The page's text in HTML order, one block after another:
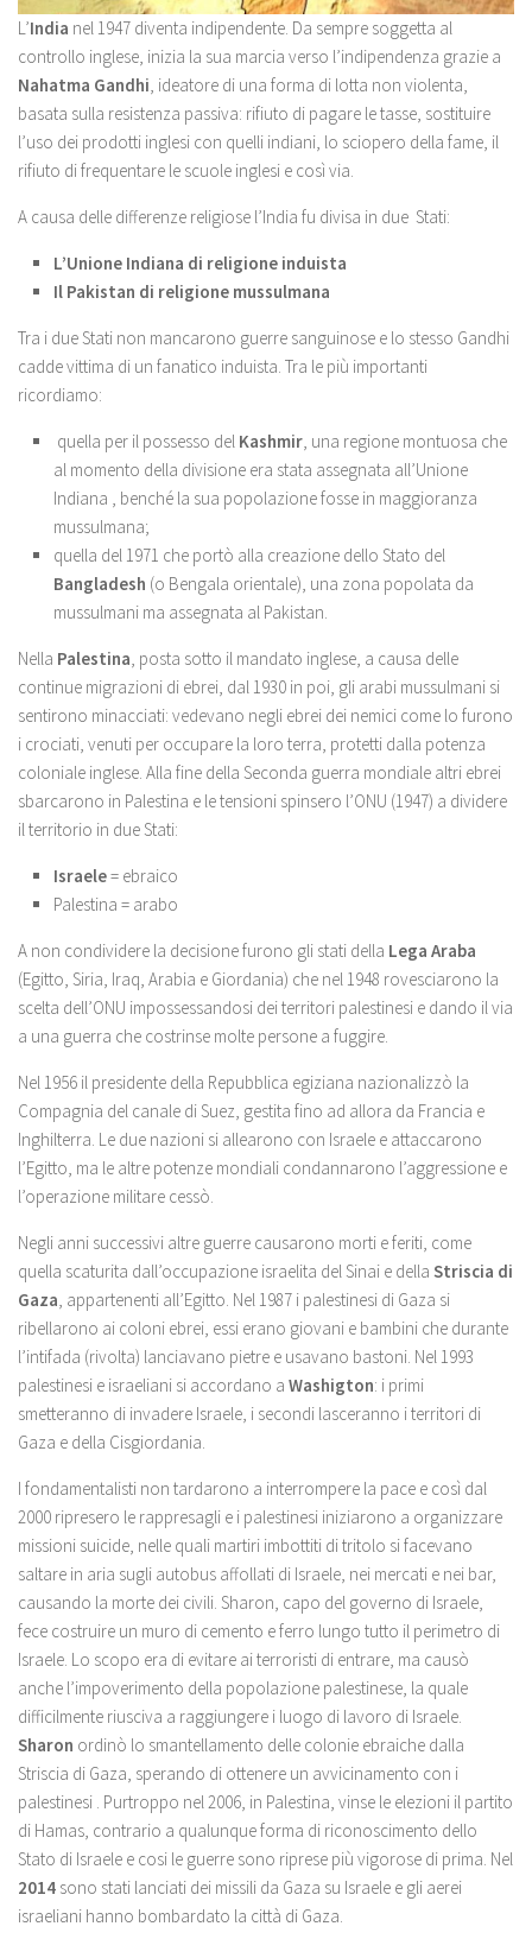
L’India nel 1947 diventa indipendente. Da sempre soggetta al
controllo inglese, inizia la sua marcia verso l’indipendenza grazie a
Nahatma Gandhi, ideatore di una forma di lotta non violenta,
basata sulla resistenza passiva: rifiuto di pagare le tasse, sostituire
l’uso dei prodotti inglesi con quelli indiani, lo sciopero della fame, il
rifiuto di frequentare le scuole inglesi e così via.
A causa delle differenze religiose l’India fu divisa in due Stati:
L’Unione Indiana di religione induista
Il Pakistan di religione mussulmana
Tra i due Stati non mancarono guerre sanguinose e lo stesso Gandhi
cadde vittima di un fanatico induista. Tra le più importanti
ricordiamo:
quella per il possesso del Kashmir, una regione montuosa che
al momento della divisione era stata assegnata all’Unione
Indiana , benché la sua popolazione fosse in maggioranza
mussulmana;
quella del 1971 che portò alla creazione dello Stato del
Bangladesh (o Bengala orientale), una zona popolata da
mussulmani ma assegnata al Pakistan.
Nella Palestina, posta sotto il mandato inglese, a causa delle
continue migrazioni di ebrei, dal 1930 in poi, gli arabi mussulmani si
sentirono minacciati: vedevano negli ebrei dei nemici come lo furono
i crociati, venuti per occupare la loro terra, protetti dalla potenza
coloniale inglese. Alla fine della Seconda guerra mondiale altri ebrei
sbarcarono in Palestina e le tensioni spinsero l’ONU (1947) a dividere
il territorio in due Stati:
Israele= ebraico
Palestina = arabo
A non condividere la decisione furono gli stati della Lega Araba
(Egitto, Siria, Iraq, Arabia e Giordania) che nel 1948 rovesciarono la
scelta dell’ONU impossessandosi dei territori palestinesi e dando il via
a una guerra che costrinse molte persone a fuggire.
Nel 1956 il presidente della Repubblica egiziana nazionalizzò la
Compagnia del canale di Suez, gestita fino ad allora da Francia e
Inghilterra. Le due nazioni si allearono con Israele e attaccarono
l’Egitto, ma le altre potenze mondiali condannarono l’aggressione e
l’operazione militare cessò.
Negli anni successivi altre guerre causarono morti e feriti, come
quella scaturita dall’occupazione israelita del Sinai e della Striscia di
Gaza, appartenenti all’Egitto. Nel 1987 i palestinesi di Gaza si
ribellarono ai coloni ebrei, essi erano giovani e bambini che durante
l’intifada (rivolta) lanciavano pietre e usavano bastoni. Nel 1993
palestinesi e israeliani si accordano a Washigton: i primi
smetteranno di invadere Israele, i secondi lasceranno i territori di
Gaza e della Cisgiordania.
I fondamentalisti non tardarono a interrompere la pace e così dal
2000 ripresero le rappresagli e i palestinesi iniziarono a organizzare
missioni suicide, nelle quali martiri imbottiti di tritolo si facevano
saltare in aria sugli autobus affollati di Israele, nei mercati e nei bar,
causando la morte dei civili. Sharon, capo del governo di Israele,
fece costruire un muro di cemento e ferro lungo tutto il perimetro di
Israele. Lo scopo era di evitare ai terroristi di entrare, ma causò
anche l’impoverimento della popolazione palestinese, la quale
difficilmente riusciva a raggiungere i luogo di lavoro di Israele.
Sharon ordinò lo smantellamento delle colonie ebraiche dalla
Striscia di Gaza, sperando di ottenere un avvicinamento con i
palestinesi . Purtroppo nel 2006, in Palestina, vinse le elezioni il partito
di Hamas, contrario a qualunque forma di riconoscimento dello
Stato di Israele e cosi le guerre sono riprese più vigorose di prima. Nel
2014 sono stati lanciati dei missili da Gaza su Israele e gli aerei
israeliani hanno bombardato la città di Gaza.